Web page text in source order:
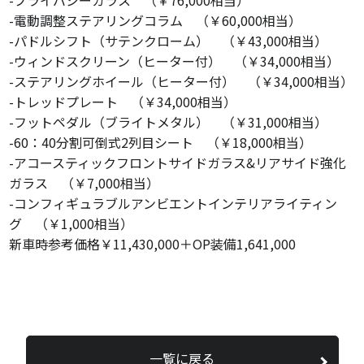
-電動調整ステアリングコラム （￥60,000相当）
-パドルシフト（サテンクローム） （￥43,000相当）
-ウィンドスクリーン（ヒーター付） （￥34,000相当）
-ステアリングホイール（ヒーター付） （￥34,000相当）
-トレッドプレート （￥34,000相当）
-フットペダル（ブライトメタル） （￥31,000相当）
-60：40分割可倒式2列目シート （￥18,000相当）
-アコースティックフロントサイドガラス&リアサイド強化
ガラス （￥7,000相当）
-コンフィギュラブルアンビエントインテリアライティン
グ （￥1,000相当）
新車時参考価格￥11,430,000＋OP装備1,641,000
一覧に戻る